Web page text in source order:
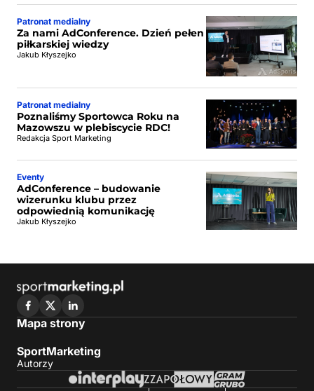
Patronat medialny
Za nami AdConference. Dzień pełen
piłkarskiej wiedzy
Jakub Kłyszejko
Patronat medialny
Poznaliśmy Sportowca Roku na
Mazowszu w plebiscycie RDC!
Redakcja Sport Marketing
Eventy
AdConference – budowanie
wizerunku klubu przez
odpowiednią komunikację
Jakub Kłyszejko
Mapa strony
SportMarketing
Autorzy